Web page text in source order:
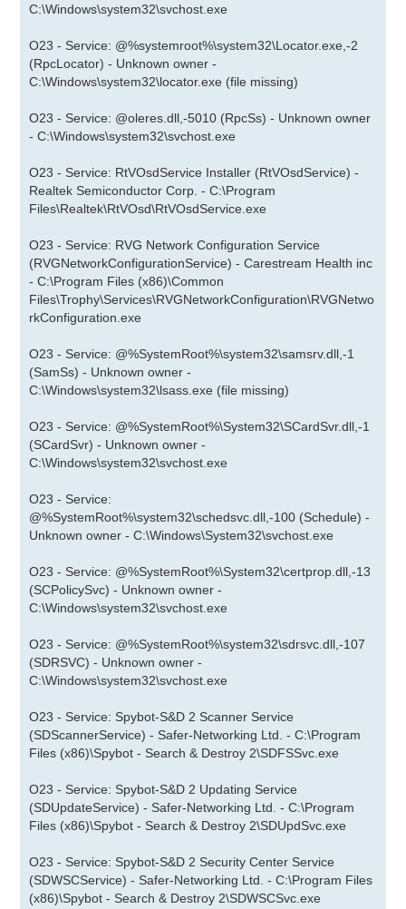
C:\Windows\system32\svchost.exe
O23 - Service: @%systemroot%\system32\Locator.exe,-2
(RpcLocator) - Unknown owner -
C:\Windows\system32\locator.exe (file missing)
O23 - Service: @oleres.dll,-5010 (RpcSs) - Unknown owner
- C:\Windows\system32\svchost.exe
O23 - Service: RtVOsdService Installer (RtVOsdService) -
Realtek Semiconductor Corp. - C:\Program
Files\Realtek\RtVOsd\RtVOsdService.exe
O23 - Service: RVG Network Configuration Service
(RVGNetworkConfigurationService) - Carestream Health inc
- C:\Program Files (x86)\Common
Files\Trophy\Services\RVGNetworkConfiguration\RVGNetwo
rkConfiguration.exe
O23 - Service: @%SystemRoot%\system32\samsrv.dll,-1
(SamSs) - Unknown owner -
C:\Windows\system32\lsass.exe (file missing)
O23 - Service: @%SystemRoot%\System32\SCardSvr.dll,-1
(SCardSvr) - Unknown owner -
C:\Windows\system32\svchost.exe
O23 - Service:
@%SystemRoot%\system32\schedsvc.dll,-100 (Schedule) -
Unknown owner - C:\Windows\System32\svchost.exe
O23 - Service: @%SystemRoot%\System32\certprop.dll,-13
(SCPolicySvc) - Unknown owner -
C:\Windows\system32\svchost.exe
O23 - Service: @%SystemRoot%\system32\sdrsvc.dll,-107
(SDRSVC) - Unknown owner -
C:\Windows\system32\svchost.exe
O23 - Service: Spybot-S&D 2 Scanner Service
(SDScannerService) - Safer-Networking Ltd. - C:\Program
Files (x86)\Spybot - Search & Destroy 2\SDFSSvc.exe
O23 - Service: Spybot-S&D 2 Updating Service
(SDUpdateService) - Safer-Networking Ltd. - C:\Program
Files (x86)\Spybot - Search & Destroy 2\SDUpdSvc.exe
O23 - Service: Spybot-S&D 2 Security Center Service
(SDWSCService) - Safer-Networking Ltd. - C:\Program Files
(x86)\Spybot - Search & Destroy 2\SDWSCSvc.exe